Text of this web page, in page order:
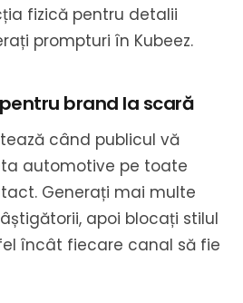
fizică pentru detalii
prompturi în Kubeez.
brand la scară
când publicul vă
automotive pe toate
Generați mai multe
apoi blocați stilul
încât fiecare canal să fie